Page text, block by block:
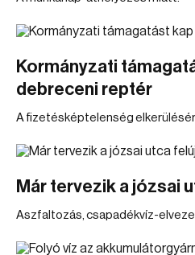
Kormányzati
debreceni reptér
A fizetésképtelenség
Már tervezik a józsai
Aszfaltozás, csapadékvíz-